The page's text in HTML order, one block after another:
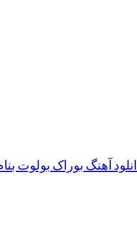
آهنگ بوراک بولوت